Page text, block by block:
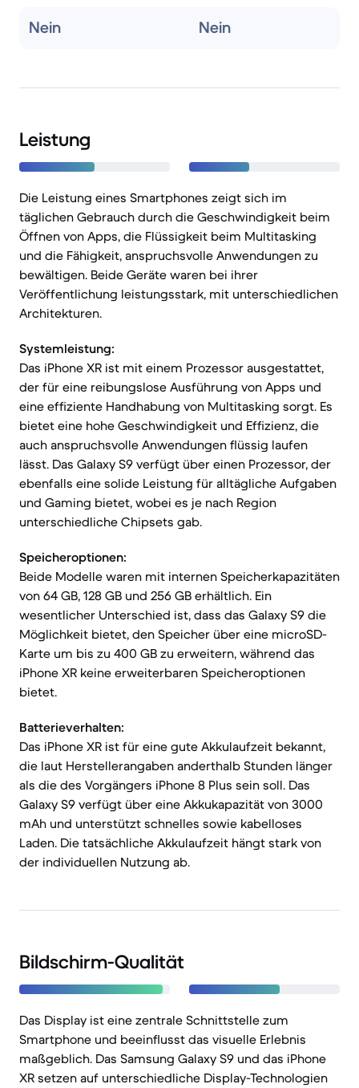
Nein Nein
Leistung
Die Leistung eines Smartphones zeigt sich im
täglichen Gebrauch durch die Geschwindigkeit beim
Öffnen von Apps, die Flüssigkeit beim Multitasking
und die Fähigkeit, anspruchsvolle Anwendungen zu
bewältigen. Beide Geräte waren bei ihrer
Veröffentlichung leistungsstark, mit unterschiedlichen
Architekturen.
Systemleistung:
Das iPhone XR ist mit einem Prozessor ausgestattet,
der für eine reibungslose Ausführung von Apps und
eine effiziente Handhabung von Multitasking sorgt. Es
bietet eine hohe Geschwindigkeit und Effizienz, die
auch anspruchsvolle Anwendungen flüssig laufen
lässt. Das Galaxy S9 verfügt über einen Prozessor, der
ebenfalls eine solide Leistung für alltägliche Aufgaben
und Gaming bietet, wobei es je nach Region
unterschiedliche Chipsets gab.
Speicheroptionen:
Beide Modelle waren mit internen Speicherkapazitäten
von 64 GB, 128 GB und 256 GB erhältlich. Ein
wesentlicher Unterschied ist, dass das Galaxy S9 die
Möglichkeit bietet, den Speicher über eine microSD-
Karte um bis zu 400 GB zu erweitern, während das
iPhone XR keine erweiterbaren Speicheroptionen
bietet.
Batterieverhalten:
Das iPhone XR ist für eine gute Akkulaufzeit bekannt,
die laut Herstellerangaben anderthalb Stunden länger
als die des Vorgängers iPhone 8 Plus sein soll. Das
Galaxy S9 verfügt über eine Akkukapazität von 3000
mAh und unterstützt schnelles sowie kabelloses
Laden. Die tatsächliche Akkulaufzeit hängt stark von
der individuellen Nutzung ab.
Bildschirm-Qualität
Das Display ist eine zentrale Schnittstelle zum
Smartphone und beeinflusst das visuelle Erlebnis
maßgeblich. Das Samsung Galaxy S9 und das iPhone
XR setzen auf unterschiedliche Display-Technologien